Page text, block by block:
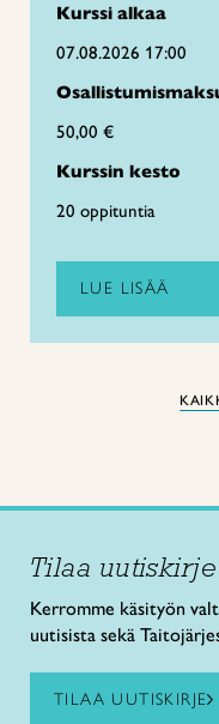
Kurssi alkaa
07.08.2026 17:00
50,00 €
Kurssin kesto
20 oppituntia
LUE LISÄÄ
Tilaa uutiskirje
Kerromme käsityön
uutisista sekä
TILAA UUTISKIRJE